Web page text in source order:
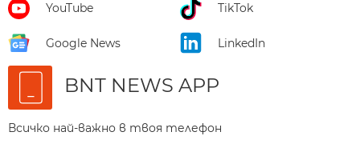
YouTube TikTok
Google News LinkedIn
BNT NEWS APP
Всичко най-важно в твоя телефон